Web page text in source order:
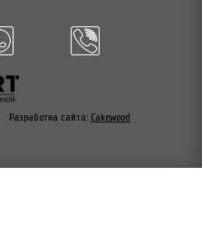
Разработка сайта: Cakewood